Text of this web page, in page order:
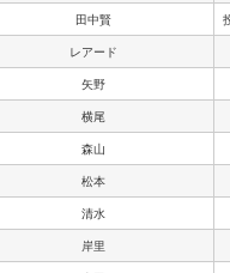
田中賢
レアード
矢野
横尾
森山
松本
清水
岸里